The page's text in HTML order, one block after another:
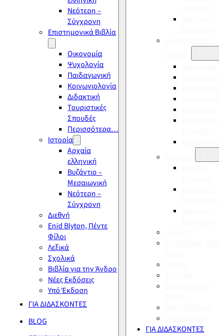
Νεότερη –
Σύγχρονη
Επιστημονικά Βιβλία
Οικονομία
Ψυχολογία
Παιδαγωγική
Κοινωνιολογία
Διδακτική
Τουριστικές
Σπουδές
Περισσότερα…
Ιστορία
Αρχαία
ελληνική
Βυζάντιο –
Μεσαιωνική
Νεότερη –
Σύγχρονη
Διεθνή
Enid Blyton, Πέντε
Φίλοι
Λεξικά
Σχολικά
Βιβλία για την Άνδρο
Νέες Εκδόσεις
Υπό Έκδοση
ΓΙΑ ΔΙΔΑΣΚΟΝΤΕΣ
BLOG
ΓΙΑ ΔΙΔΑΣΚΟΝΤΕΣ